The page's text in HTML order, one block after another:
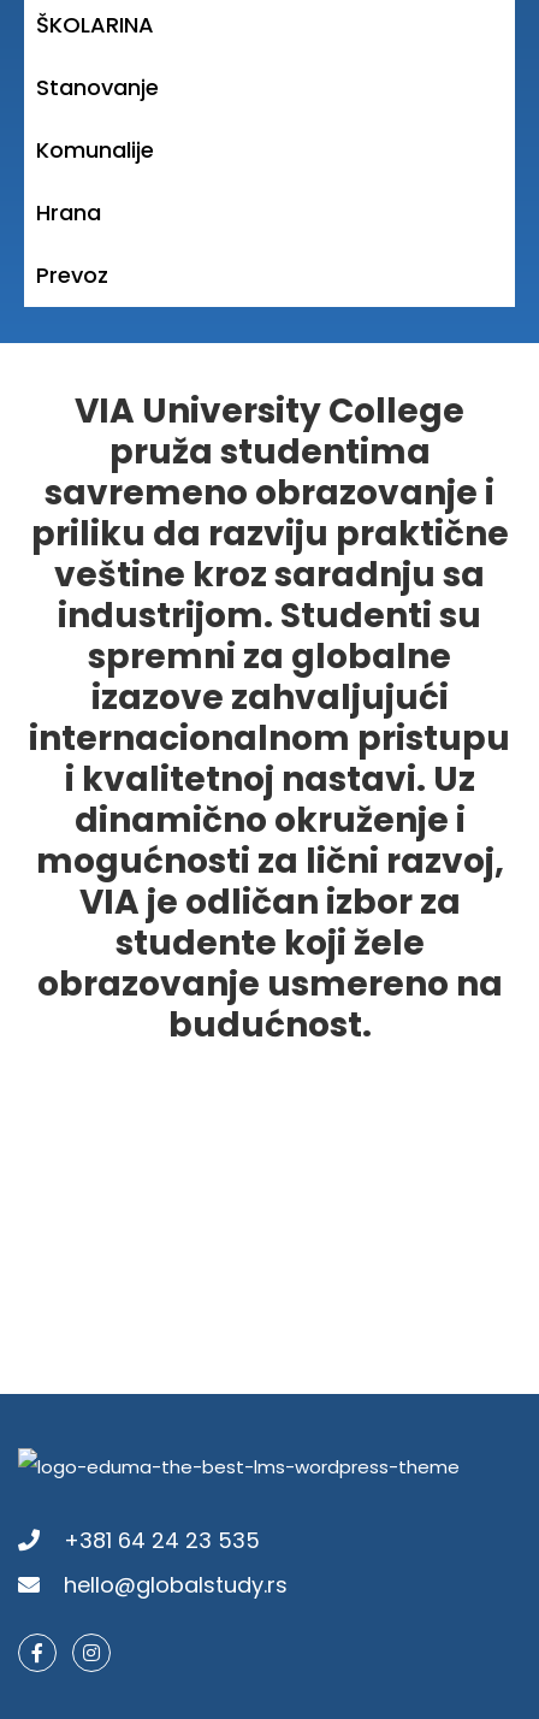
ŠKOLARINA
Stanovanje
Komunalije
Hrana
Prevoz
VIA University College
pruža studentima
savremeno obrazovanje i
priliku da razviju praktične
veštine kroz saradnju sa
industrijom. Studenti su
spremni za globalne
izazove zahvaljujući
internacionalnom pristupu
i kvalitetnoj nastavi. Uz
dinamično okruženje i
mogućnosti za lični razvoj,
VIA je odličan izbor za
studente koji žele
obrazovanje usmereno na
budućnost.
+381 64 24 23 535
hello@globalstudy.rs